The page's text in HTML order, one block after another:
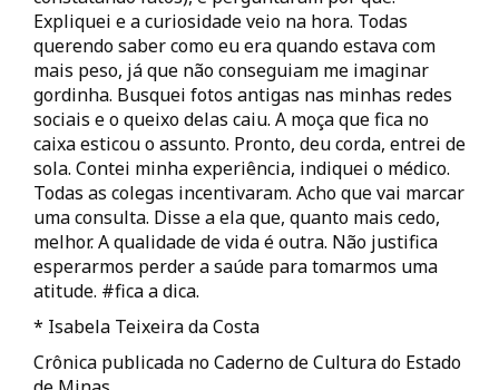
Expliquei e a curiosidade veio na hora. Todas
querendo saber como eu era quando estava com
mais peso, já que não conseguiam me imaginar
gordinha. Busquei fotos antigas nas minhas redes
sociais e o queixo delas caiu. A moça que fica no
caixa esticou o assunto. Pronto, deu corda, entrei de
sola. Contei minha experiência, indiquei o médico.
Todas as colegas incentivaram. Acho que vai marcar
uma consulta. Disse a ela que, quanto mais cedo,
melhor. A qualidade de vida é outra. Não justifica
esperarmos perder a saúde para tomarmos uma
atitude. #fica a dica.
* Isabela Teixeira da Costa
Crônica publicada no Caderno de Cultura do Estado